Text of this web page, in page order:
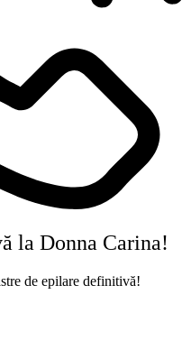
la Donna Carina!
de epilare definitivă!